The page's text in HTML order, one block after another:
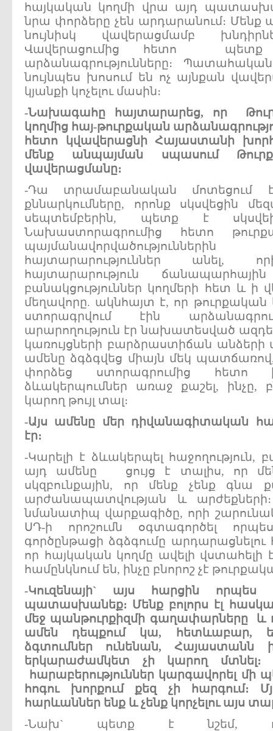
հայկական կողմի վրա այդ
նրա փորձերը չեն արդարանում։ Մենք
նույնիսկ վավերացմամբ
Վավերացումից հետո պետք
արձանագրությունները։
նույնպես խոսում են ոչ այնքան
կյանքի կոչելու մասին։
-Նախագահը հայտարարեց, որ
կողմից հայ-թուրքական
հետո
կվավերացնի Հայաստանի
մենք
անպայման սպասում
վավերացմանը։
-Դա տրամաբանական մոտեցում
քննարկումները, որոնք սկսվեցին
սեպտեմբերին, պետք է
Նախաստորագրումից հետո
հայտարարություններ
հայտարարություն
բանակցություններ կողմերի հետ և ի
մեղավորը. ակնհայտ է, որ թուրքական
ստորագրվում էին
արարողություն էր նախատեսված
կառույցների բարձրաստիճան անձերի
ամենը ձգձգվեց միայն մեկ
փորձեց ստորագրումից հետո
ձևակերպումներ առաջ քաշել, ինչը,
կարող թույլ տալ։
-Այս ամենը մեր դիվանագիտական
էր։
-Կարելի է ձևակերպել հաջողություն,
այդ ամենը ցույց է տալիս, որ
սկզբունքային, որ մենք չենք գնա
արժանապատվության և
նմանատիպ վարքագիծը, որի
ՍԴ-ի որոշումն օգտագործել
գործընթացի ձգձգումը
որ հայկական կողմը ավելի վստահելի
համընկնում են, ինչը բնորոշ չէ
-Կուզենայի` այս հարցին
որպես
պատասխանեք։ Մենք բոլորս էլ
մեջ պանթուրքիզմի գաղափարները և
ամեն
դեպքում կա, հետևաբար,
ձգտումներ
ունենան,Հայաստանն
երկարաժամկետ
չի կարող մտնել։
հարաբերություններ կարգավորել մի
հոգու
խորքում քեզ չի հարգում։
հարևաններ ենք և չենք կորչելու այս
-Նախ` պետք է նշեմ, որ